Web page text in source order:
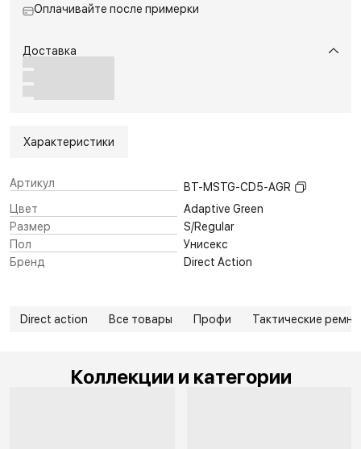
Оплачивайте после примерки
Доставка
Характеристики
Артикул
BT-MSTG-CD5-AGR
Цвет
Adaptive Green
Размер
S/Regular
Пол
Унисекс
Бренд
Direct Action
Direct action Все товары Профи Тактические ремни
Коллекции и категории